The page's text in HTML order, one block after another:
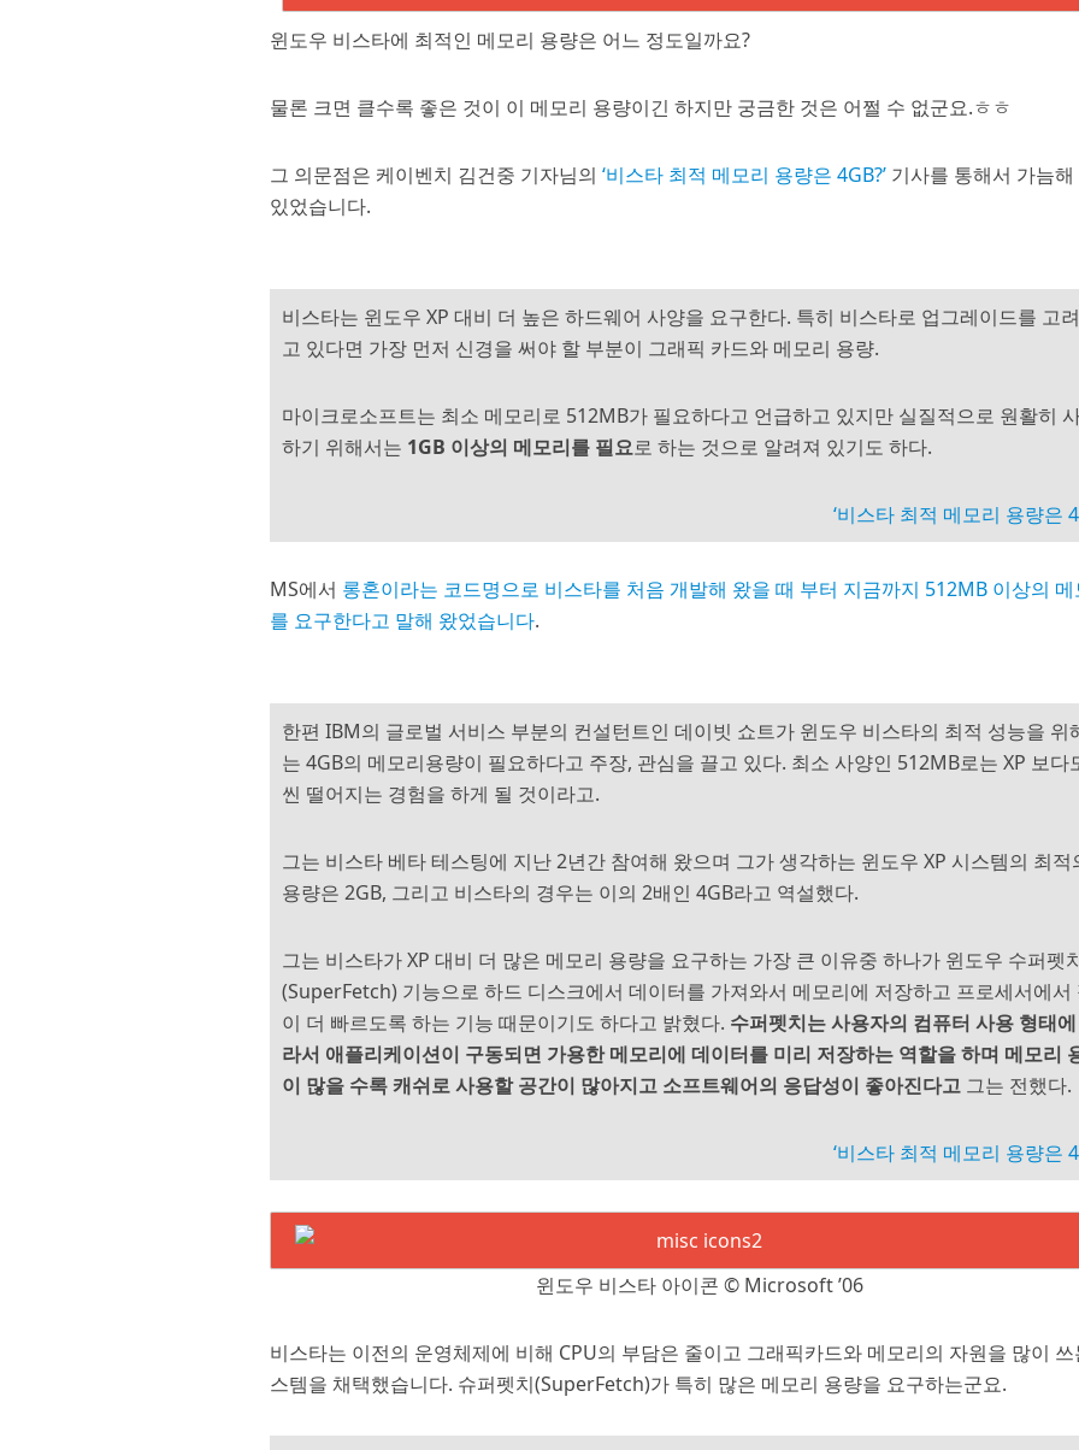
윈도우 비스타에 최적인 메모리 용량은 어느 정도일까요?
물론 크면 클수록 좋은 것이 이 메모리 용량이긴 하지만 궁금한 것은 어쩔 수 없군요.ㅎㅎ
그 의문점은 케이벤치 김건중 기자님의‘비스타 최적 메모리 용량은 4GB?’ 기사를 통해서 가늠해
있었습니다.
비스타는 윈도우 XP 대비 더 높은 하드웨어 사양을 요구한다. 특히 비스타로 업그레이드를 고
고 있다면 가장 먼저 신경을 써야 할 부분이 그래픽 카드와 메모리 용량.
마이크로소프트는 최소 메모리로 512MB가 필요하다고 언급하고 있지만 실질적으로 원활히
하기 위해서는 1GB 이상의 메모리를 필요로 하는 것으로 알려져 있기도 하다.
‘비스타 최적 메모리 용량은
MS에서 롱혼이라는 코드명으로 비스타를 처음 개발해 왔을 때 부터 지금까지 512MB 이상의 메
를 요구한다고 말해 왔었습니다.
한편 IBM의 글로벌 서비스 부분의 컨설턴트인 데이빗 쇼트가 윈도우 비스타의 최적 성능을 위
는 4GB의 메모리용량이 필요하다고 주장, 관심을 끌고 있다. 최소 사양인 512MB로는 XP 보다
씬 떨어지는 경험을 하게 될 것이라고.
그는 비스타 베타 테스팅에 지난 2년간 참여해 왔으며 그가 생각하는 윈도우 XP 시스템의 최적
용량은 2GB, 그리고 비스타의 경우는 이의 2배인 4GB라고 역설했다.
그는 비스타가 XP 대비 더 많은 메모리 용량을 요구하는 가장 큰 이유중 하나가 윈도우 수퍼펫
(SuperFetch) 기능으로 하드 디스크에서 데이터를 가져와서 메모리에 저장하고 프로세서에서
이 더 빠르도록 하는 기능 때문이기도 하다고 밝혔다. 수퍼펫치는 사용자의 컴퓨터 사용 형태
라서 애플리케이션이 구동되면 가용한 메모리에 데이터를 미리 저장하는 역할을 하며 메모리
이 많을 수록 캐쉬로 사용할 공간이 많아지고 소프트웨어의 응답성이 좋아진다고 그는 전했다.
‘비스타 최적 메모리 용량은
윈도우 비스타 아이콘 © Microsoft ’06
비스타는 이전의 운영체제에 비해 CPU의 부담은 줄이고 그래픽카드와 메모리의 자원을 많이 쓰
스템을 채택했습니다. 슈퍼펫치(SuperFetch)가 특히 많은 메모리 용량을 요구하는군요.